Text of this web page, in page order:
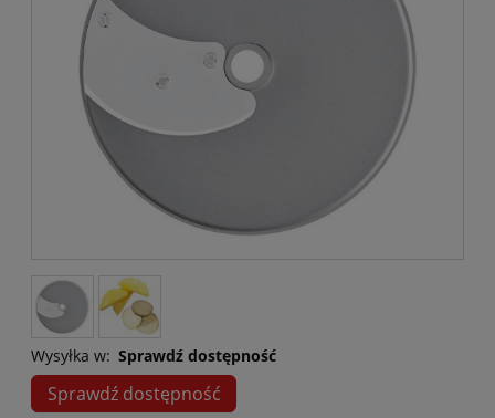
Wysyłka w: Sprawdź dostępność
Sprawdź dostępność